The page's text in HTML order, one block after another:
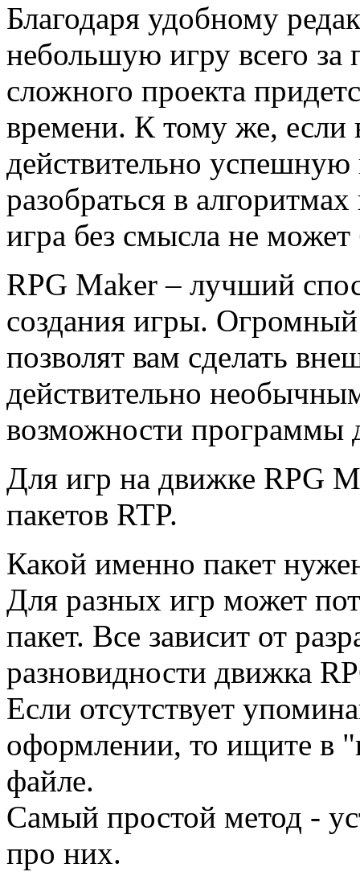
Благодаря удобному
небольшую игру всего за
сложного проекта
времени. К тому же, если
действительно успешную
разобраться в
игра без смысла не
RPG Maker – лучший
создания игры.
позволят вам сделать
действительно
возможности программы
Для игр на движке RPG
пакетов RTP.
Какой именно пакет
Для разных игр может
пакет. Все зависит от
разновидности движка
Если отсутствует
оформлении, то ищите в
файле.
Самый простой метод -
про них.